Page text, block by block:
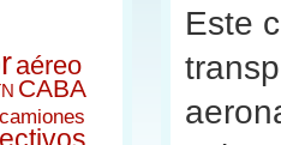
aéreo
CABA
camiones
Este